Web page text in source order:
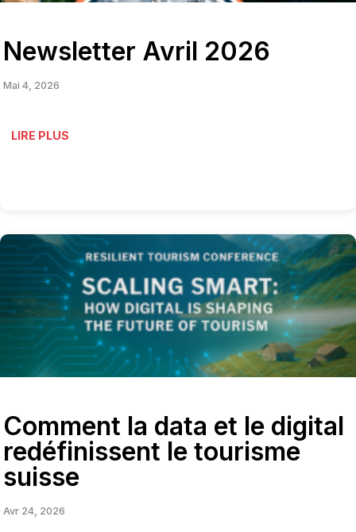
Newsletter Avril 2026
Mai 4, 2026
LIRE PLUS
Comment la data et le digital
redéfinissent le tourisme
suisse
Avr 24, 2026